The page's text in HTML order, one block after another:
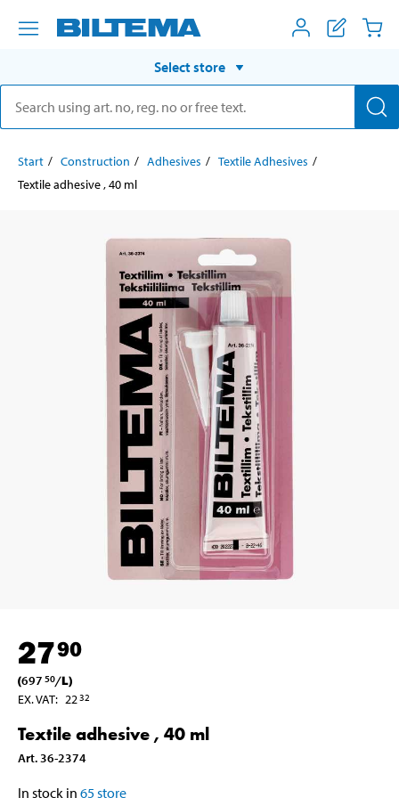
Select store
Start Construction Adhesives
Textile Adhesives
Textile adhesive , 40 ml
2790
(697 50/L)
EX. VAT: 2232
Textile adhesive , 40 ml
Art. 36-2374
In stock in 65store